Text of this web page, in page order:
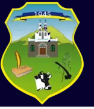
al
contenido